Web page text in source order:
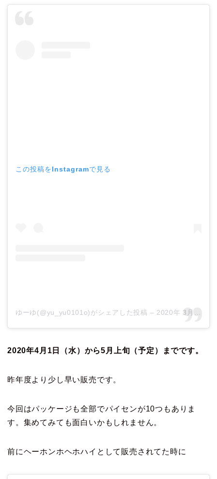
この投稿をInstagramで見る
ゆーゆ(@yu_yu0101o)がシェアした投稿 – 2020年 3月月25日午後10時32分PDT
2020年4月1日（水）から5月上旬（予定）までです。
昨年度より少し早い販売です。
今回はパッケージも全部でパイセンが10つもありま
す。集めてみても面白いかもしれません。
前にヘーホンホヘホハイとして販売されてた時に